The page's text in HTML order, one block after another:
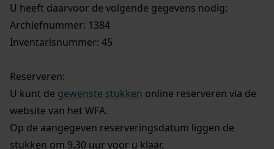
U heeft daarvoor de volgende gegevens nodig:
Archiefnummer: 1384
Inventarisnummer: 45
Reserveren:
U kunt de gewenste stukken online reserveren via de
website van het WFA.
Op de aangegeven reserveringsdatum liggen de
stukken om 9.30 uur voor u klaar.